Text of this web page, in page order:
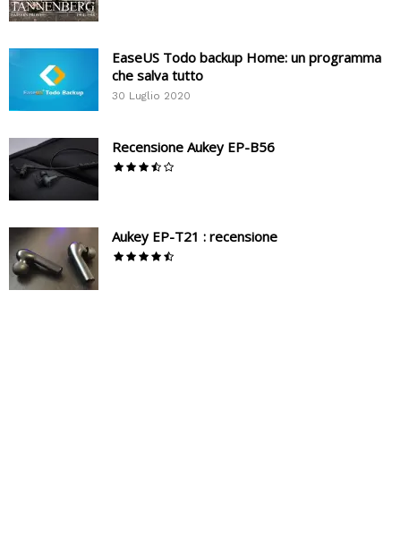
EaseUS Todo backup Home: un programma
che salva tutto
30 Luglio 2020
Recensione Aukey EP-B56
Aukey EP-T21 : recensione